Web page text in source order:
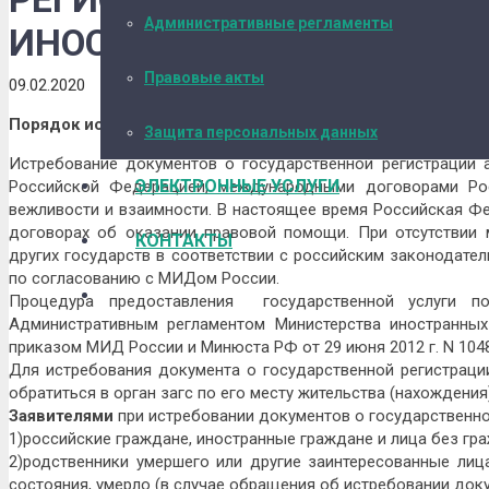
Административные регламенты
Правовые акты
Защита персональных данных
ЭЛЕКТРОННЫЕ УСЛУГИ
КОНТАКТЫ
ИНОСТРАННОГО
09.02.2020
Порядок истребования документов о государственной
Истребование документов о государственной
Российской Федерацией, международными договорами
вежливости и взаимности. В настоящее время Российская
договорах об оказании правовой помощи. При
других государств в соответствии с российским
по согласованию с МИДом России.
Процедура предоставления государственной услуги
Административным регламентом Министерства
приказом МИД России и Минюста РФ от 29 июня 2012 г. N
Для истребования документа о государственной
обратиться в орган загс по его месту жительства
Заявителями при истребовании документов о
1)российские граждане, иностранные граждане и лица без
2)родственники умершего или другие заинтересованные
состояния, умерло (в случае обращения об истребовании